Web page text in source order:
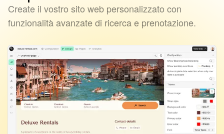
Create il vostro sito web personalizzato con
funzionalità avanzate di ricerca e prenotazione.